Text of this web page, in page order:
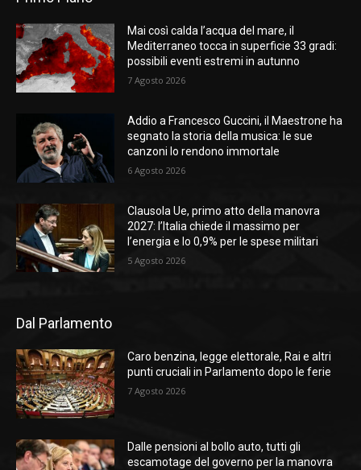
Mai così calda l’acqua del mare, il
Mediterraneo tocca in superficie 33 gradi:
possibili eventi estremi in autunno
7 Agosto 2026
Addio a Francesco Guccini, il Maestrone ha
segnato la storia della musica: le sue
canzoni lo rendono immortale
6 Agosto 2026
Clausola Ue, primo atto della manovra
2027: l’Italia chiede il massimo per
l’energia e lo 0,9% per le spese militari
5 Agosto 2026
Dal Parlamento
Caro benzina, legge elettorale, Rai e altri
punti cruciali in Parlamento dopo le ferie
7 Agosto 2026
Dalle pensioni al bollo auto, tutti gli
escamotage del governo per la manovra